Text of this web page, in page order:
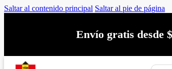
Saltar al contenido principal Saltar al pie de página
Envío gratis desde